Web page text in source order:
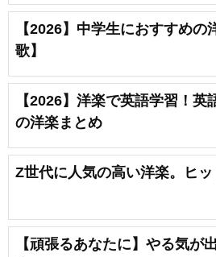
【2026】中学生におすすめ
歌】
【2026】洋楽で英語学習！
の洋楽まとめ
Z世代に人気の高い洋楽。ヒ
【頑張るあなたに】やる気が